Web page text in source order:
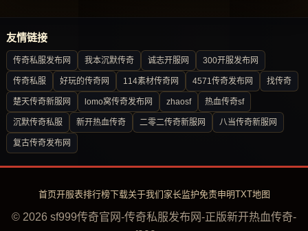
友情链接
传奇私服发布网 我本沉默传奇 诚志开服网 300开服发布网
传奇私服 好玩的传奇网 114素材传奇网 4571传奇发布网 找传奇
楚天传奇新服网 lomo窝传奇发布网 zhaosf 热血传奇sf
沉默传奇私服 新开热血传奇 二零二传奇新服网 八当传奇新服网
复古传奇发布网
首页开服表排行榜下载关于我们 家长监护免责申明TXT地图
© 2026 sf999传奇官网-传奇私服发布网-正版新开热血传奇-